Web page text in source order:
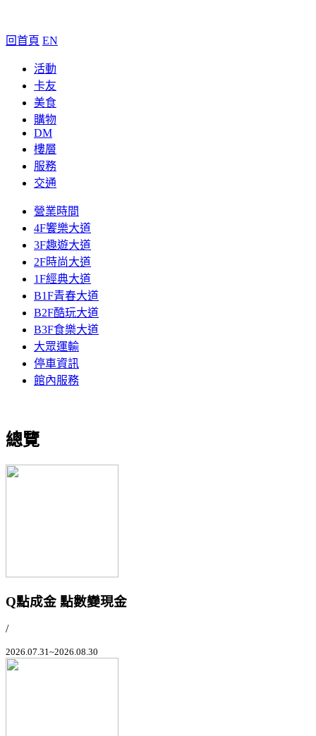
回首頁 EN
活動
卡友
美食
購物
DM
樓層
服務
交通
營業時間
4F饗樂大道
3F趣遊大道
2F時尚大道
1F經典大道
B1F青春大道
B2F酷玩大道
B3F食樂大道
大眾運輸
停車資訊
館內服務
總覽
Q點成金 點數變現金
/
2026.07.31~2026.08.30